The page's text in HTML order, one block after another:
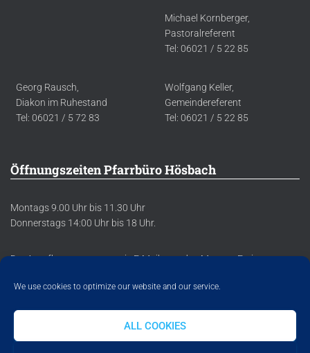
We use cookies to optimize our website and our service.
ALL COOKIES
Michael Kornberger,
Pastoralreferent
Tel: 06021 / 5 22 85
Georg Rausch,
Diakon im Ruhestand
Tel: 06021 / 5 72 83
Wolfgang Keller,
Gemeindereferent
Tel: 06021 / 5 22 85
Öffnungszeiten Pfarrbüro Hösbach
Montags 9.00 Uhr bis 11.30 Uhr
Donnerstags 14:00 Uhr bis 18 Uhr.
Der Anrufbeantworter sowie E-Mails werden Montag-Freitag
DATENSCHUTZERKLÄRUNG IMPRESSUM COOKIE POLICY